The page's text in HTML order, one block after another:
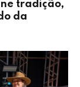
tradição,
da